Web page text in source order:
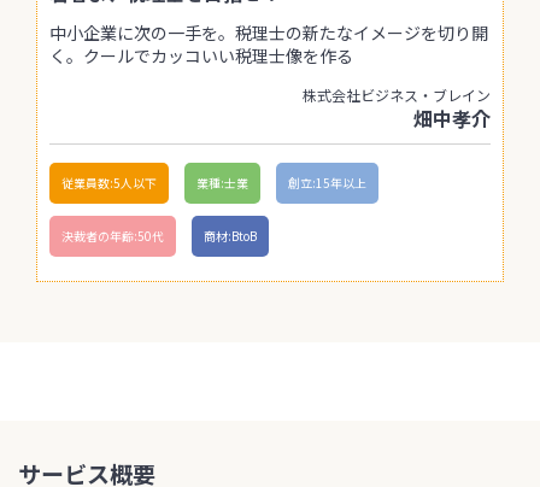
中小企業に次の一手を。税理士の新たなイメージを切り開
く。クールでカッコいい税理士像を作る
株式会社ビジネス・ブレイン
畑中孝介
従業員数:5人以下 業種:士業 創立:15年以上
決裁者の年齢:50代 商材:BtoB
サービス概要